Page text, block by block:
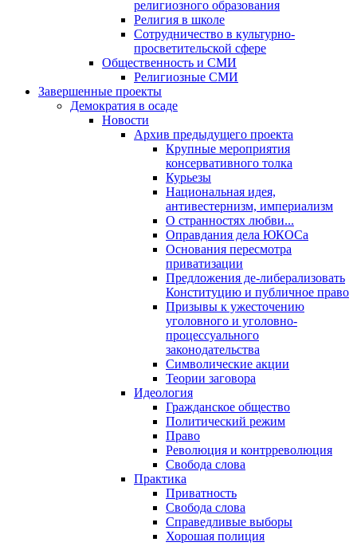
религиозного образования
Религия в школе
Сотрудничество в культурно-
просветительской сфере
Общественность и СМИ
Религиозные СМИ
Завершенные проекты
Демократия в осаде
Новости
Архив предыдущего проекта
Крупные мероприятия
консервативного толка
Курьезы
Национальная идея,
антивестернизм, империализм
О странностях любви...
Оправдания дела ЮКОСа
Основания пересмотра
приватизации
Предложения де-либерализовать
Конституцию и публичное право
Призывы к ужесточению
уголовного и уголовно-
процессуального
законодательства
Символические акции
Теории заговора
Идеология
Гражданское общество
Политический режим
Право
Революция и контрреволюция
Свобода слова
Практика
Приватность
Свобода слова
Справедливые выборы
Хорошая полиция